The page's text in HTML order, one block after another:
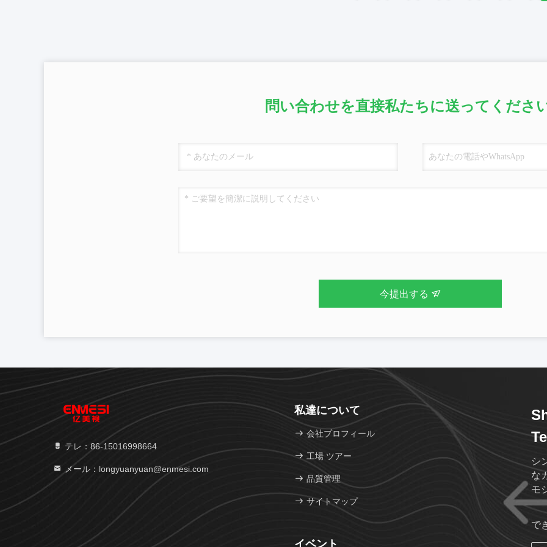
問い合わせを直接私たちに送ってくださ
今提出する
テレ：86-15016998664
メール：longyuanyuan@enmesi.com
私達について
会社プロフィール
工場 ツアー
品質管理
サイトマップ
イベント
シ
な
モ
で